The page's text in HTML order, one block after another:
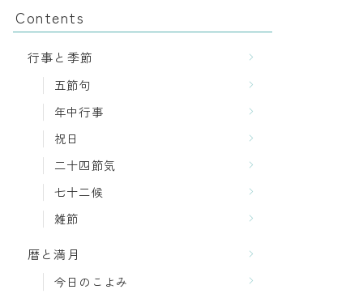
Contents
行事と季節
五節句
年中行事
祝日
二十四節気
七十二候
雑節
暦と満月
今日のこよみ